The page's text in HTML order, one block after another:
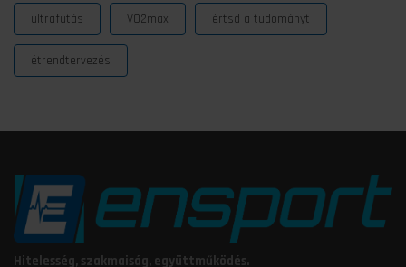
ultrafutás VO2max értsd a tudományt
étrendtervezés
Hitelesség, szakmaiság, együttműködés.